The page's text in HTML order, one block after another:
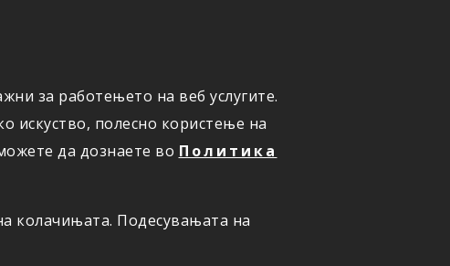
за работењето на веб услугите.
искуство, полесно користење на
да дознаете во Политика
колачињата. Подесувањата на
ОНЛАЈН ПРИЈАВИ ШТЕТА